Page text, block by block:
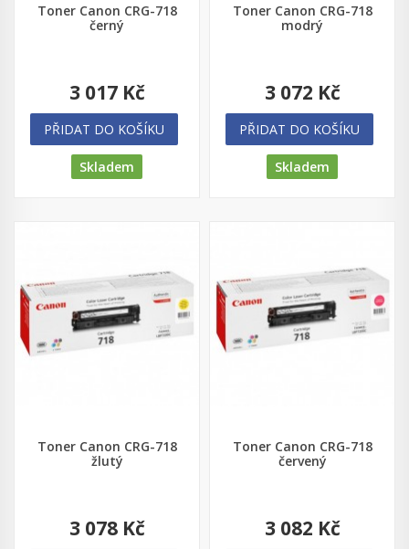
Toner Canon CRG-718
černý
3 017 Kč
PŘIDAT DO KOŠÍKU
Skladem
Toner Canon CRG-718
modrý
3 072 Kč
PŘIDAT DO KOŠÍKU
Skladem
Toner Canon CRG-718
žlutý
3 078 Kč
Toner Canon CRG-718
červený
3 082 Kč